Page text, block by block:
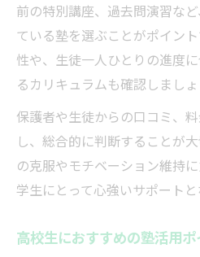
前の特別講座、過去問演習な
ている塾を選ぶことがポイン
性や、生徒一人ひとりの進度
るカリキュラムも確認しましょ
保護者や生徒からの口コミ、
し、総合的に判断することが
の克服やモチベーション維持
学生にとって心強いサポートと
高校生におすすめの塾活用ポ